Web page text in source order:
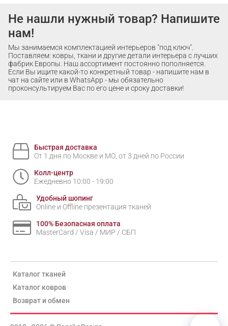
Не нашли нужный товар? Напишите
нам!
Мы занимаемся комплектацией интерьеров "под ключ".
Поставляем: ковры, ткани и другие детали интерьера с лучших
фабрик Европы. Наш ассортимент постоянно пополняется.
Если Вы ищите какой-то конкретный товар - напишите нам в
чат на сайте или в WhatsApp - мы обязательно
проконсультируем Вас по его цене и сроку доставки!
Быстрая доставка
От 1 дня по Москве и МО, от 3 дней по России
Колл-центр
Ежедневно 10:00 - 19:00
Удобный шопинг
Online и Offline презентация тканей
100% Безопасная оплата
MasterCard / Visa / МИР / СБП
Каталог тканей
Каталог ковров
Возврат и обмен